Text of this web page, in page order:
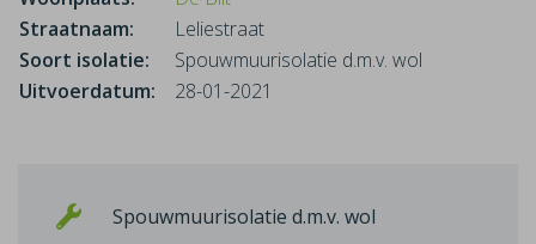
Straatnaam:
Leliestraat
Soort isolatie:
Spouwmuurisolatie d.m.v. wol
Uitvoerdatum:
28-01-2021
Spouwmuurisolatie d.m.v. wol